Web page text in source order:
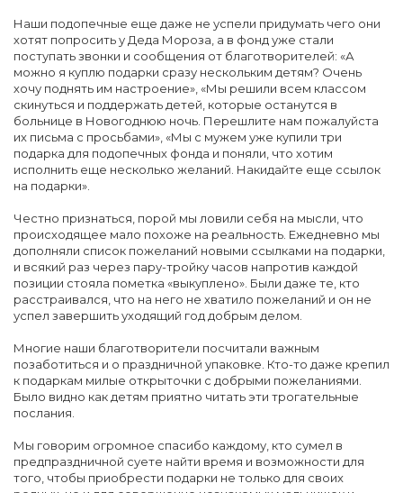
Наши подопечные еще даже не успели придумать чего они
хотят попросить у Деда Мороза, а в фонд уже стали
поступать звонки и сообщения от благотворителей: «А
можно я куплю подарки сразу нескольким детям? Очень
хочу поднять им настроение», «Мы решили всем классом
скинуться и поддержать детей, которые останутся в
больнице в Новогоднюю ночь. Перешлите нам пожалуйста
их письма с просьбами», «Мы с мужем уже купили три
подарка для подопечных фонда и поняли, что хотим
исполнить еще несколько желаний. Накидайте еще ссылок
на подарки».
Честно признаться, порой мы ловили себя на мысли, что
происходящее мало похоже на реальность. Ежедневно мы
дополняли список пожеланий новыми ссылками на подарки,
и всякий раз через пару-тройку часов напротив каждой
позиции стояла пометка «выкуплено». Были даже те, кто
расстраивался, что на него не хватило пожеланий и он не
успел завершить уходящий год добрым делом.
Многие наши благотворители посчитали важным
позаботиться и о праздничной упаковке. Кто-то даже крепил
к подаркам милые открыточки с добрыми пожеланиями.
Было видно как детям приятно читать эти трогательные
послания.
Мы говорим огромное спасибо каждому, кто сумел в
предпраздничной суете найти время и возможности для
того, чтобы приобрести подарки не только для своих